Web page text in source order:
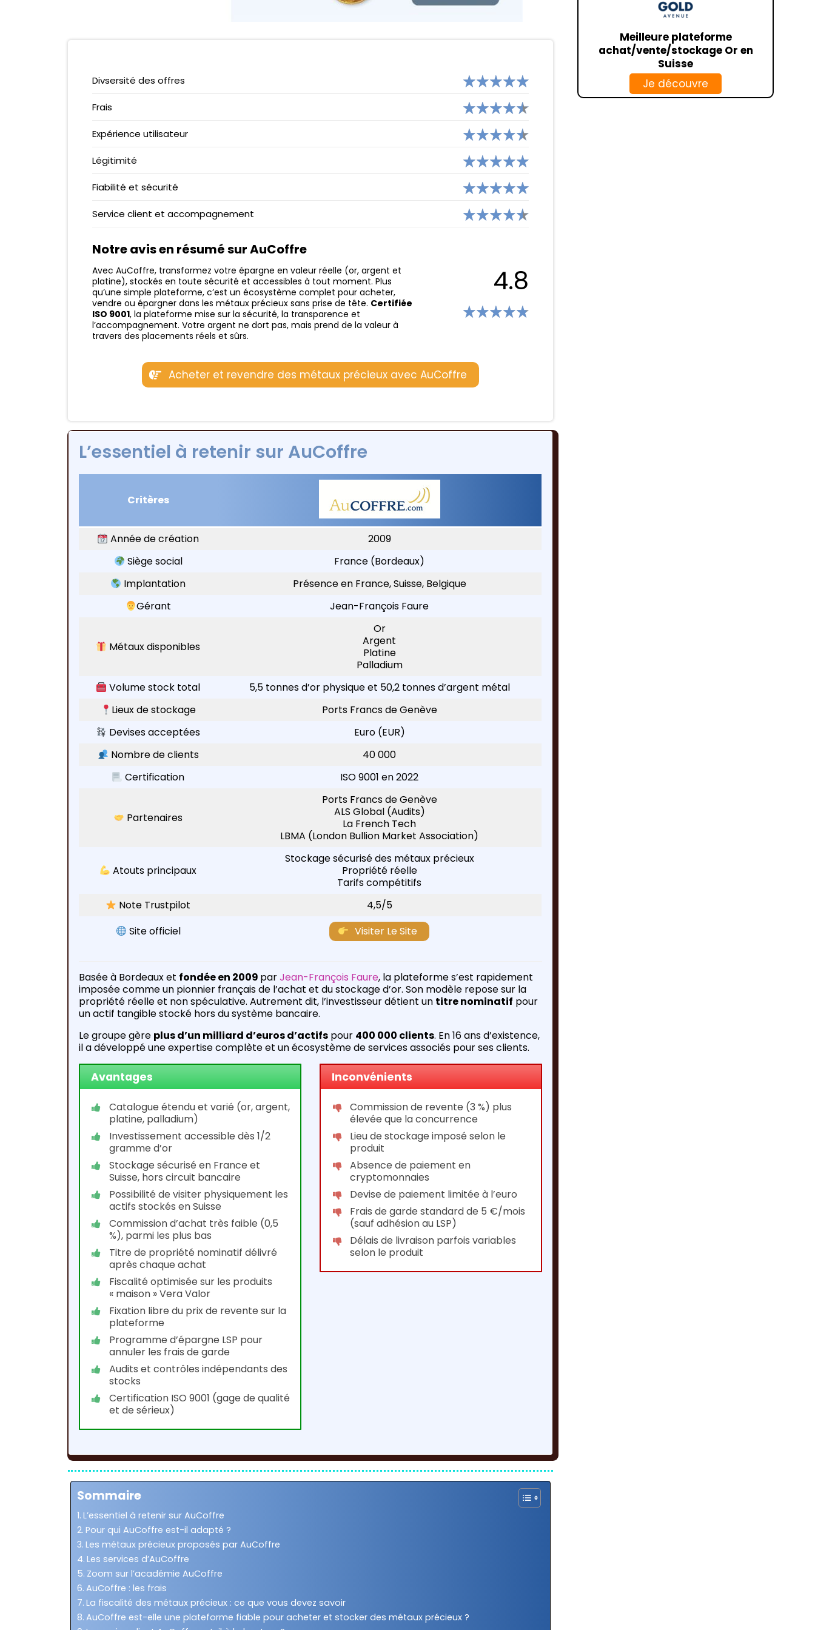
GARANCE
MONIWAN
MINTOS
AMERICAN EXPRESS
N26 VS MONESE
EKO (CRÉDIT AGRICOLE)
Divsersité des offres
Frais
Expérience utilisateur
Légitimité
Fiabilité et sécurité
Service client et accompagnement
Notre avis en résumé sur AuCoffre
Avec AuCoffre, transformez votre épargne en valeur réelle (or, argent et
platine), stockés en toute sécurité et accessibles à tout moment. Plus
qu’une simple plateforme, c’est un écosystème complet pour acheter,
vendre ou épargner dans les métaux précieux sans prise de tête. Certifiée
ISO 9001, la plateforme mise sur la sécurité, la transparence et
l’accompagnement. Votre argent ne dort pas, mais prend de la valeur à
travers des placements réels et sûrs.
4.8
Acheter et revendre des métaux précieux avec AuCoffre
L’essentiel à retenir sur AuCoffre
Critères
Année de création
2009
Siège social
France (Bordeaux)
Implantation
Présence en France, Suisse, Belgique
Gérant
Jean-François Faure
Métaux disponibles
Or
Argent
Platine
Palladium
Volume stock total
5,5 tonnes d’or physique et 50,2 tonnes d’argent métal
Lieux de stockage
Ports Francs de Genève
Devises acceptées
Euro (EUR)
Nombre de clients
40 000
Certification
ISO 9001 en 2022
Partenaires
Ports Francs de Genève
ALS Global (Audits)
La French Tech
LBMA (London Bullion Market Association)
Atouts principaux
Stockage sécurisé des métaux précieux
Propriété réelle
Tarifs compétitifs
Note Trustpilot
4,5/5
Site officiel
Visiter Le Site
Basée à Bordeaux et fondée en 2009 parJean-François Faure, la plateforme s’est rapidement
imposée comme un pionnier français de l’achat et du stockage d’or. Son modèle repose sur la
propriété réelle et non spéculative. Autrement dit, l’investisseur détient un titre nominatif pour
un actif tangible stocké hors du système bancaire.
Le groupe gère plus d’un milliard d’euros d’actifs pour 400 000 clients. En 16 ans d’existence,
il a développé une expertise complète et un écosystème de services associés pour ses clients.
Avantages
Catalogue étendu et varié (or, argent,
platine, palladium)
Investissement accessible dès 1/2
gramme d’or
Stockage sécurisé en France et
Suisse, hors circuit bancaire
Possibilité de visiter physiquement les
actifs stockés en Suisse
Commission d’achat très faible (0,5
%), parmi les plus bas
Titre de propriété nominatif délivré
après chaque achat
Fiscalité optimisée sur les produits
« maison » Vera Valor
Fixation libre du prix de revente sur la
plateforme
Programme d’épargne LSP pour
annuler les frais de garde
Audits et contrôles indépendants des
stocks
Certification ISO 9001 (gage de qualité
et de sérieux)
Inconvénients
Commission de revente (3 %) plus
élevée que la concurrence
Lieu de stockage imposé selon le
produit
Absence de paiement en
cryptomonnaies
Devise de paiement limitée à l’euro
Frais de garde standard de 5 €/mois
(sauf adhésion au LSP)
Délais de livraison parfois variables
selon le produit
Sommaire
L’essentiel à retenir sur AuCoffre
Pour qui AuCoffre est-il adapté ?
Les métaux précieux proposés par AuCoffre
Les services d’AuCoffre
Zoom sur l’académie AuCoffre
AuCoffre : les frais
La fiscalité des métaux précieux : ce que vous devez savoir
AuCoffre est-elle une plateforme fiable pour acheter et stocker des métaux précieux ?
Meilleure plateforme
achat/vente/stockage Or en
Suisse
Je découvre